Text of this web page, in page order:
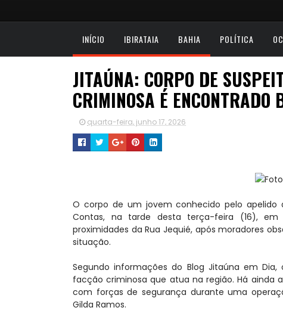
INÍCIO IBIRATAIA BAHIA POLÍTICA
JITAÚNA: CORPO DE
CRIMINOSA É ENCONTRADO
quarta-feira, junho 17, 2026
O corpo de um jovem conhecido pelo apelido
Contas, na tarde desta terça-feira (16),
proximidades da Rua Jequié, após moradores
situação.
Segundo informações do Blog Jitaúna em
facção criminosa que atua na região. Há
com forças de segurança durante uma
Gilda Ramos.